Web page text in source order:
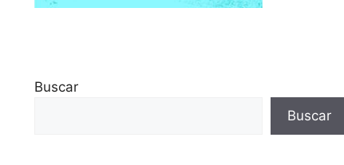
Buscar
Buscar